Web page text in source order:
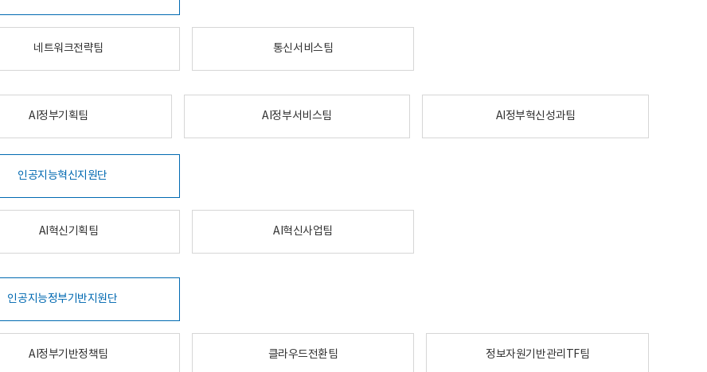
네트워크전략팀 통신서비스팀
AI정부기획팀 AI정부서비스팀 AI정부혁신성과팀
인공지능혁신지원단
AI혁신기획팀 AI혁신사업팀
인공지능정부기반지원단
AI정부기반정책팀 클라우드전환팀 정보자원기반관리TF팀